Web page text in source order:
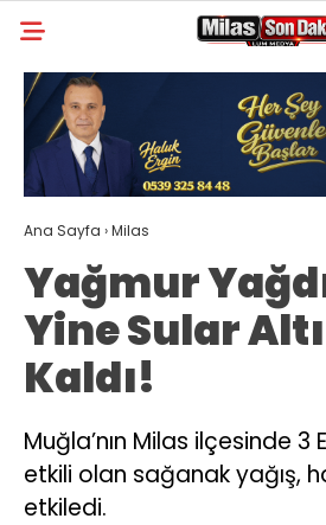
GALERİ
MILAS
MUĞLA’DAN
ASAYIŞ
GÜNDEM
EKONOMI
SPOR
VEFAT
Ana Sayfa ›Milas
Yağmur
Yine Sular
Kaldı!
Muğla’nın Milas ilçesinde 3
etkili olan sağanak yağış,
etkiledi.